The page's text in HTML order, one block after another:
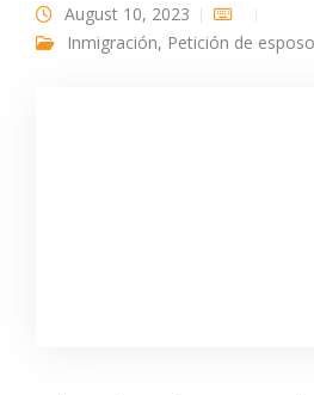
August 10, 2023
Inmigración, Petición de